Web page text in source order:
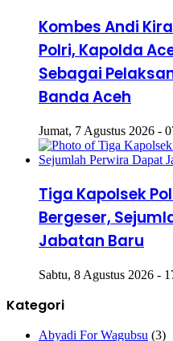
Kombes Andi
Polri, Kapolda
Sebagai
Jumat, 7 Agustus 2026 -
Tiga Kapolsek
Bergeser,
Jabatan Baru
Kategori